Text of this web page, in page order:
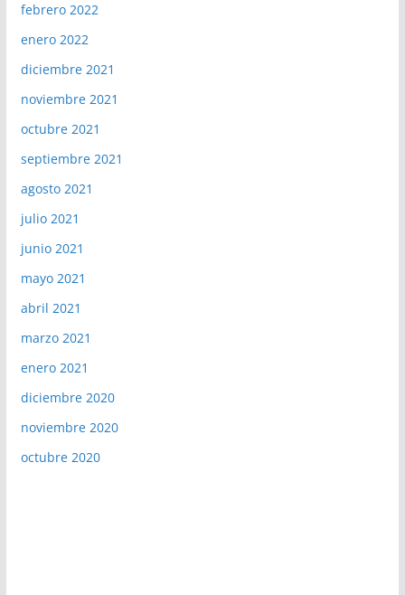
febrero 2022
enero 2022
diciembre 2021
noviembre 2021
octubre 2021
septiembre 2021
agosto 2021
julio 2021
junio 2021
mayo 2021
abril 2021
marzo 2021
enero 2021
diciembre 2020
noviembre 2020
octubre 2020